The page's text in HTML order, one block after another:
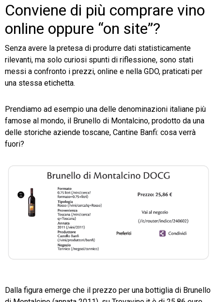
Conviene di più comprare vino
online oppure “on site”?
Senza avere la pretesa di produrre dati statisticamente
rilevanti, ma solo curiosi spunti di riflessione, sono stati
messi a confronto i prezzi, online e nella GDO, praticati per
una stessa etichetta.
Prendiamo ad esempio una delle denominazioni italiane più
famose al mondo, il Brunello di Montalcino, prodotto da una
delle storiche aziende toscane, Cantine Banfi: cosa verrà
fuori?
Dalla figura emerge che il prezzo per una bottiglia di Brunello